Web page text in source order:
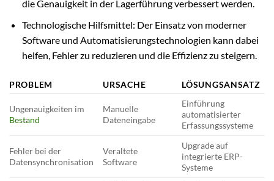
die Genauigkeit in der Lagerführung verbessert werden.
Technologische Hilfsmittel: Der Einsatz von moderner
Software und Automatisierungstechnologien kann dabei
helfen, Fehler zu reduzieren und die Effizienz zu steigern.
PROBLEM URSACHE LÖSUNGSANSATZ
Ungenauigkeiten im
Bestand
Manuelle
Dateneingabe
Einführung
automatisierter
Erfassungssysteme
Fehler bei der
Datensynchronisation
Veraltete
Software
Upgrade auf
integrierte ERP-
Systeme